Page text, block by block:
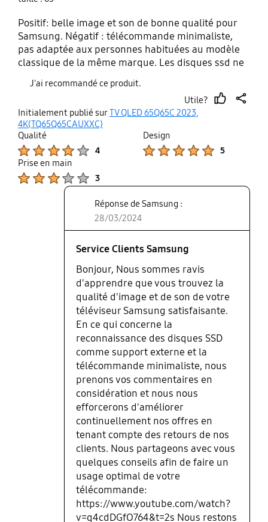
Positif: belle image et son de bonne qualité pour
Samsung. Négatif : télécommande minimaliste,
pas adaptée aux personnes habituées au modèle
classique de la même marque. Les disques ssd ne
sont pas reconnus comme support externe.
J'ai recommandé ce produit.
Utile?
Initialement publié surTV QLED 65Q65C 2023,
4K(TQ65Q65CAUXXC)
Qualité
4
Design
5
Prise en main
3
Réponse de Samsung :
28/03/2024
Service Clients Samsung
Bonjour, Nous sommes ravis
d'apprendre que vous trouvez la
qualité d'image et de son de votre
téléviseur Samsung satisfaisante.
En ce qui concerne la
reconnaissance des disques SSD
comme support externe et la
télécommande minimaliste, nous
prenons vos commentaires en
considération et nous nous
efforcerons d'améliorer
continuellement nos offres en
tenant compte des retours de nos
clients. Nous partageons avec vous
quelques conseils afin de faire un
usage optimal de votre
télécommande:
https://www.youtube.com/watch?
v=q4cdDGfO764&t=2s Nous restons